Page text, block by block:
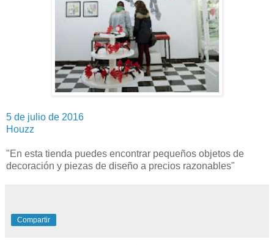
5 de julio de 2016
Houzz
"En esta tienda puedes encontrar pequeños objetos de
decoración y piezas de diseño a precios razonables"
Compartir